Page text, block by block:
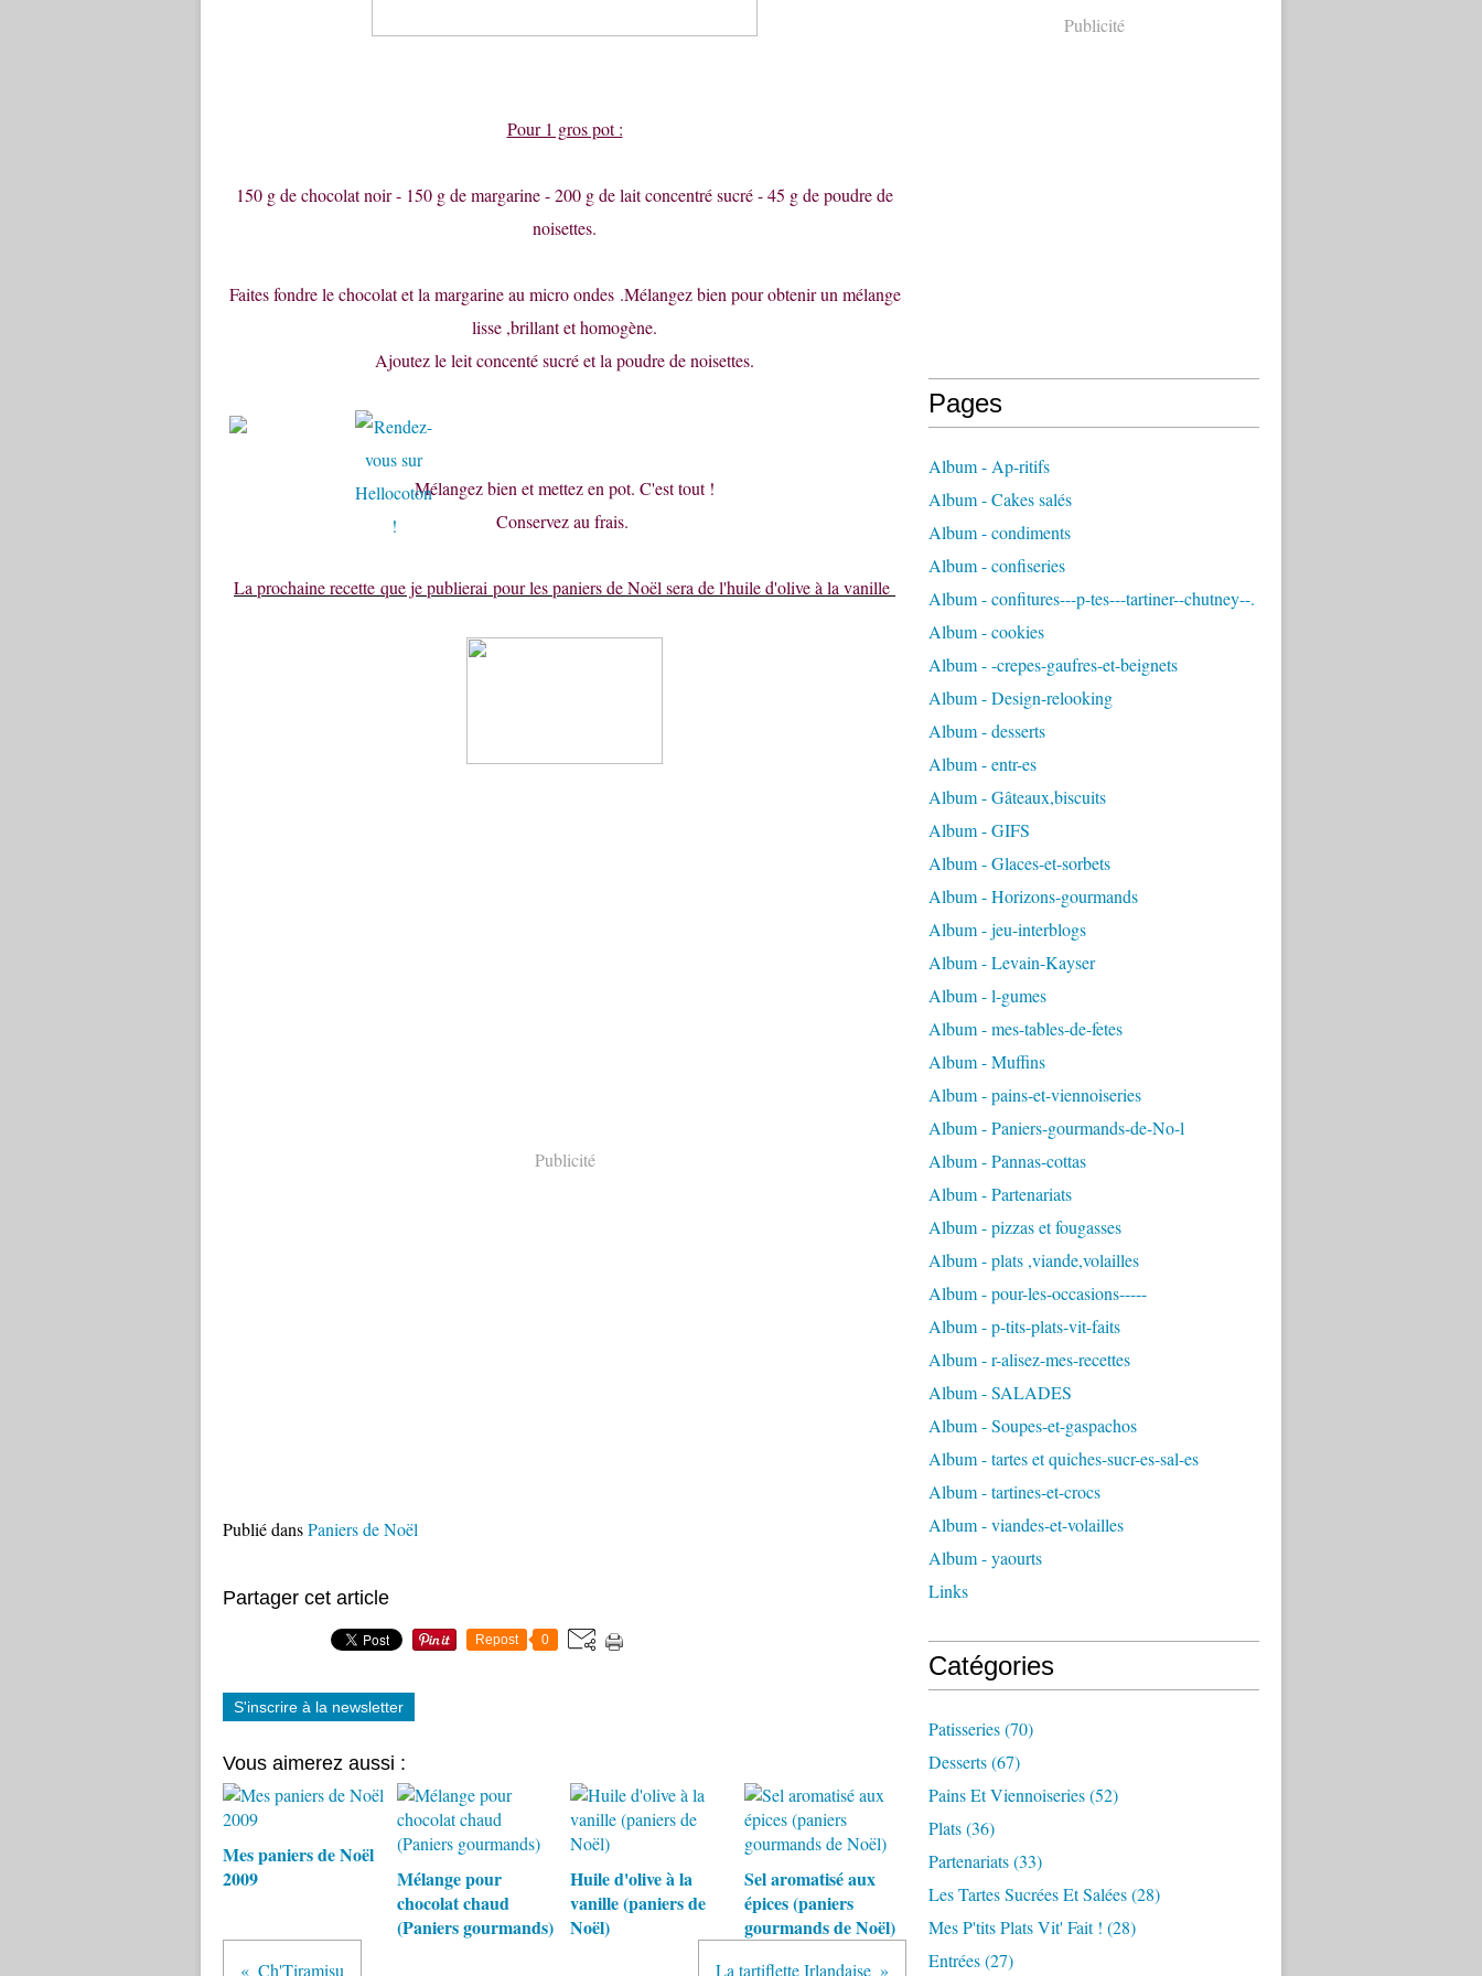
Pour 1 gros pot :
150 g de chocolat noir - 150 g de margarine - 200 g de lait concentré sucré - 45 g de poudre de
noisettes.
Faites fondre le chocolat et la margarine au micro ondes .Mélangez bien pour obtenir un mélange
lisse ,brillant et homogène.
Ajoutez le leit concenté sucré et la poudre de noisettes.
Mélangez bien et mettez en pot. C'est tout !
Conservez au frais.
La prochaine recette que je publierai pour les paniers de Noël sera del'huile d'olive à la vanille
Publicité
Publié dansPaniers de Noël
Partager cet article
Repost 0
S'inscrire à la newsletter
Vous aimerez aussi :
Mes paniers de Noël
2009
Mélange pour
chocolat chaud
(Paniers gourmands)
Huile d'olive à la
vanille (paniers de
Noël)
Sel aromatisé aux
épices (paniers
gourmands de Noël)
Ch'Tiramisu La tartiflette Irlandaise
Publicité
Pages
Album - Ap-ritifs
Album - Cakes salés
Album - condiments
Album - confiseries
Album - confitures---p-tes---tartiner--chutney--.
Album - cookies
Album - -crepes-gaufres-et-beignets
Album - Design-relooking
Album - desserts
Album - entr-es
Album - Gâteaux,biscuits
Album - GIFS
Album - Glaces-et-sorbets
Album - Horizons-gourmands
Album - jeu-interblogs
Album - Levain-Kayser
Album - l-gumes
Album - mes-tables-de-fetes
Album - Muffins
Album - pains-et-viennoiseries
Album - Paniers-gourmands-de-No-l
Album - Pannas-cottas
Album - Partenariats
Album - pizzas et fougasses
Album - plats ,viande,volailles
Album - pour-les-occasions-----
Album - p-tits-plats-vit-faits
Album - r-alisez-mes-recettes
Album - SALADES
Album - Soupes-et-gaspachos
Album - tartes et quiches-sucr-es-sal-es
Album - tartines-et-crocs
Album - viandes-et-volailles
Album - yaourts
Links
Catégories
Patisseries(70)
Desserts(67)
Pains Et Viennoiseries(52)
Plats(36)
Partenariats(33)
Les Tartes Sucrées Et Salées(28)
Mes P'tits Plats Vit' Fait ! (28)
Entrées(27)